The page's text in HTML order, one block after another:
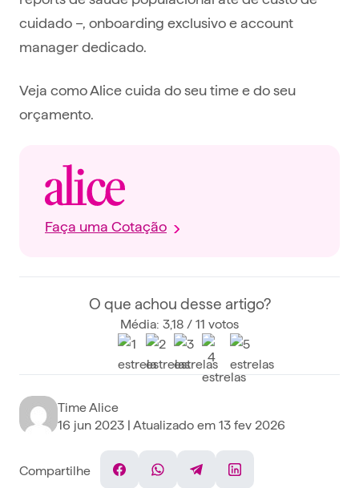
cuidado –, onboarding exclusivo e account
manager dedicado.
Veja como Alice cuida do seu time e do seu
orçamento.
Faça uma Cotação
O que achou desse artigo?
Média: 3,18 / 11 votos
Time Alice
16 jun 2023 | Atualizado em 13 fev 2026
Compartilhe
FacebookWhatsAppTelegramLinkedin